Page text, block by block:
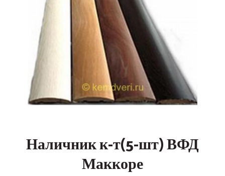
товара.
Наличник к-т(5-шт) ВФД
Маккоре